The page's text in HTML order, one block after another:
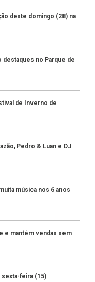
deste domingo (28) na
destaques no Parque de
de Inverno de
Pedro & Luan e DJ
música nos 6 anos
e mantém vendas sem
sexta-feira (15)